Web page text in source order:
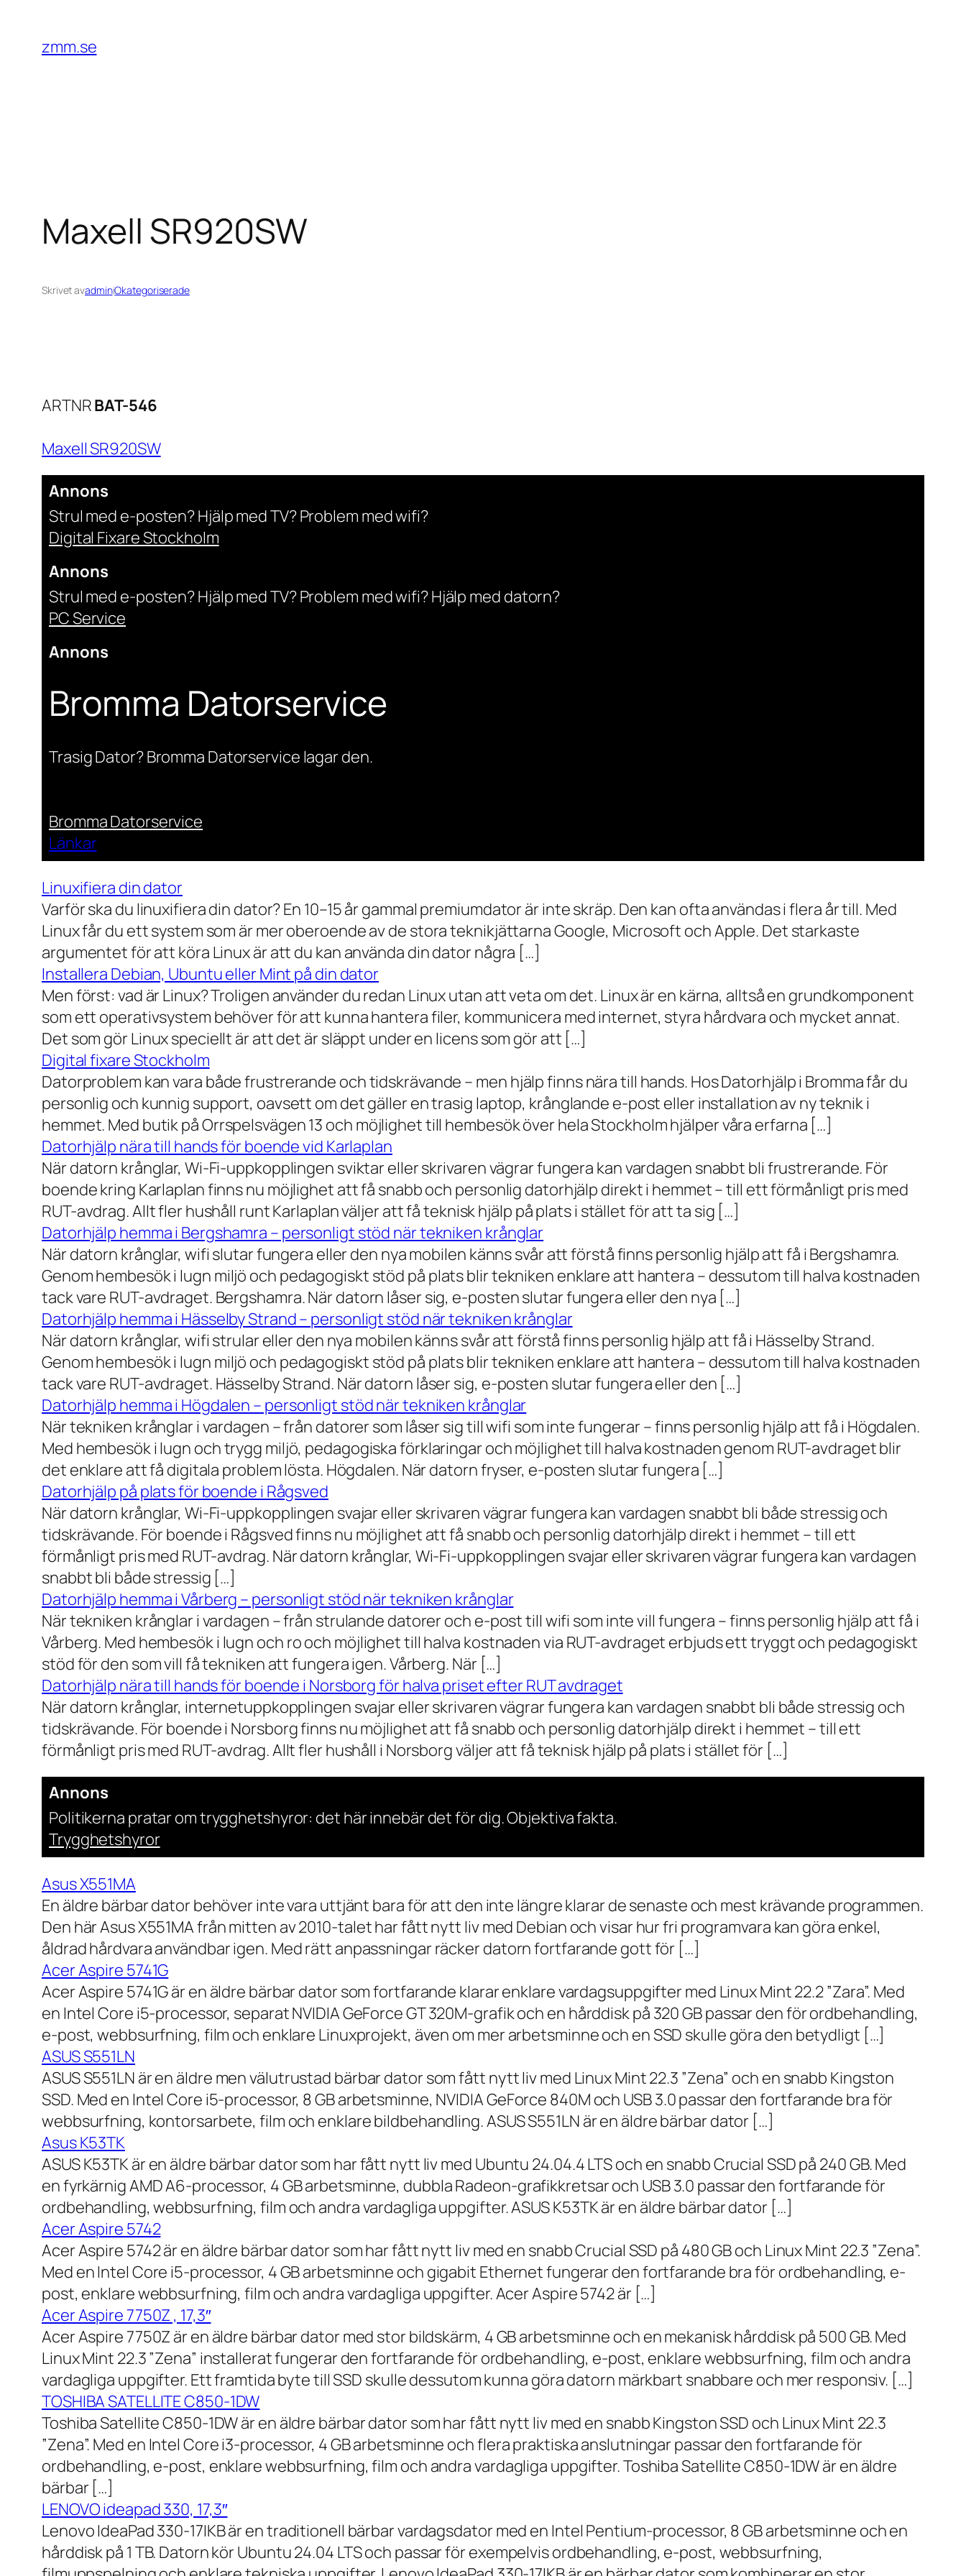
innehåll
zmm.se
Maxell SR920SW
Skrivet avadminiOkategoriserade
ARTNRBAT-546
Maxell SR920SW
Annons
Strul med e-posten? Hjälp med TV? Problem med wifi?
Digital Fixare Stockholm
Annons
Strul med e-posten? Hjälp med TV? Problem med wifi? Hjälp med datorn?
PC Service
Annons
Bromma Datorservice
Trasig Dator? Bromma Datorservice lagar den.
Bromma Datorservice
Länkar
Linuxifiera din dator
Varför ska du linuxifiera din dator? En 10–15 år gammal premiumdator är inte skräp. Den kan ofta användas i flera år till. Med
Linux får du ett system som är mer oberoende av de stora teknikjättarna Google, Microsoft och Apple. Det starkaste
argumentet för att köra Linux är att du kan använda din dator några […]
Installera Debian, Ubuntu eller Mint på din dator
Men först: vad är Linux? Troligen använder du redan Linux utan att veta om det. Linux är en kärna, alltså en grundkomponent
som ett operativsystem behöver för att kunna hantera filer, kommunicera med internet, styra hårdvara och mycket annat.
Det som gör Linux speciellt är att det är släppt under en licens som gör att […]
Digital fixare Stockholm
Datorproblem kan vara både frustrerande och tidskrävande – men hjälp finns nära till hands. Hos Datorhjälp i Bromma får du
personlig och kunnig support, oavsett om det gäller en trasig laptop, krånglande e-post eller installation av ny teknik i
hemmet. Med butik på Orrspelsvägen 13 och möjlighet till hembesök över hela Stockholm hjälper våra erfarna […]
Datorhjälp nära till hands för boende vid Karlaplan
När datorn krånglar, Wi-Fi-uppkopplingen sviktar eller skrivaren vägrar fungera kan vardagen snabbt bli frustrerande. För
boende kring Karlaplan finns nu möjlighet att få snabb och personlig datorhjälp direkt i hemmet – till ett förmånligt pris med
RUT-avdrag. Allt fler hushåll runt Karlaplan väljer att få teknisk hjälp på plats i stället för att ta sig […]
Datorhjälp hemma i Bergshamra – personligt stöd när tekniken krånglar
När datorn krånglar, wifi slutar fungera eller den nya mobilen känns svår att förstå finns personlig hjälp att få i Bergshamra.
Genom hembesök i lugn miljö och pedagogiskt stöd på plats blir tekniken enklare att hantera – dessutom till halva kostnaden
tack vare RUT-avdraget. Bergshamra. När datorn låser sig, e-posten slutar fungera eller den nya […]
Datorhjälp hemma i Hässelby Strand – personligt stöd när tekniken krånglar
När datorn krånglar, wifi strular eller den nya mobilen känns svår att förstå finns personlig hjälp att få i Hässelby Strand.
Genom hembesök i lugn miljö och pedagogiskt stöd på plats blir tekniken enklare att hantera – dessutom till halva kostnaden
tack vare RUT-avdraget. Hässelby Strand. När datorn låser sig, e-posten slutar fungera eller den […]
Datorhjälp hemma i Högdalen – personligt stöd när tekniken krånglar
När tekniken krånglar i vardagen – från datorer som låser sig till wifi som inte fungerar – finns personlig hjälp att få i Högdalen.
Med hembesök i lugn och trygg miljö, pedagogiska förklaringar och möjlighet till halva kostnaden genom RUT-avdraget blir
det enklare att få digitala problem lösta. Högdalen. När datorn fryser, e-posten slutar fungera […]
Datorhjälp på plats för boende i Rågsved
När datorn krånglar, Wi-Fi-uppkopplingen svajar eller skrivaren vägrar fungera kan vardagen snabbt bli både stressig och
tidskrävande. För boende i Rågsved finns nu möjlighet att få snabb och personlig datorhjälp direkt i hemmet – till ett
förmånligt pris med RUT-avdrag. När datorn krånglar, Wi-Fi-uppkopplingen svajar eller skrivaren vägrar fungera kan vardagen
snabbt bli både stressig […]
Datorhjälp hemma i Vårberg – personligt stöd när tekniken krånglar
När tekniken krånglar i vardagen – från strulande datorer och e-post till wifi som inte vill fungera – finns personlig hjälp att få i
Vårberg. Med hembesök i lugn och ro och möjlighet till halva kostnaden via RUT-avdraget erbjuds ett tryggt och pedagogiskt
stöd för den som vill få tekniken att fungera igen. Vårberg. När […]
Datorhjälp nära till hands för boende i Norsborg för halva priset efter RUT avdraget
När datorn krånglar, internetuppkopplingen svajar eller skrivaren vägrar fungera kan vardagen snabbt bli både stressig och
tidskrävande. För boende i Norsborg finns nu möjlighet att få snabb och personlig datorhjälp direkt i hemmet – till ett
förmånligt pris med RUT-avdrag. Allt fler hushåll i Norsborg väljer att få teknisk hjälp på plats i stället för […]
Annons
Politikerna pratar om trygghetshyror: det här innebär det för dig. Objektiva fakta.
Trygghetshyror
Asus X551MA
En äldre bärbar dator behöver inte vara uttjänt bara för att den inte längre klarar de senaste och mest krävande programmen.
Den här Asus X551MA från mitten av 2010-talet har fått nytt liv med Debian och visar hur fri programvara kan göra enkel,
åldrad hårdvara användbar igen. Med rätt anpassningar räcker datorn fortfarande gott för […]
Acer Aspire 5741G
Acer Aspire 5741G är en äldre bärbar dator som fortfarande klarar enklare vardagsuppgifter med Linux Mint 22.2 ”Zara”. Med
en Intel Core i5-processor, separat NVIDIA GeForce GT 320M-grafik och en hårddisk på 320 GB passar den för ordbehandling,
e-post, webbsurfning, film och enklare Linuxprojekt, även om mer arbetsminne och en SSD skulle göra den betydligt […]
ASUS S551LN
ASUS S551LN är en äldre men välutrustad bärbar dator som fått nytt liv med Linux Mint 22.3 ”Zena” och en snabb Kingston
SSD. Med en Intel Core i5-processor, 8 GB arbetsminne, NVIDIA GeForce 840M och USB 3.0 passar den fortfarande bra för
webbsurfning, kontorsarbete, film och enklare bildbehandling. ASUS S551LN är en äldre bärbar dator […]
Asus K53TK
ASUS K53TK är en äldre bärbar dator som har fått nytt liv med Ubuntu 24.04.4 LTS och en snabb Crucial SSD på 240 GB. Med
en fyrkärnig AMD A6-processor, 4 GB arbetsminne, dubbla Radeon-grafikkretsar och USB 3.0 passar den fortfarande för
ordbehandling, webbsurfning, film och andra vardagliga uppgifter. ASUS K53TK är en äldre bärbar dator […]
Acer Aspire 5742
Acer Aspire 5742 är en äldre bärbar dator som har fått nytt liv med en snabb Crucial SSD på 480 GB och Linux Mint 22.3 ”Zena”.
Med en Intel Core i5-processor, 4 GB arbetsminne och gigabit Ethernet fungerar den fortfarande bra för ordbehandling, e-
post, enklare webbsurfning, film och andra vardagliga uppgifter. Acer Aspire 5742 är […]
Acer Aspire 7750Z , 17,3″
Acer Aspire 7750Z är en äldre bärbar dator med stor bildskärm, 4 GB arbetsminne och en mekanisk hårddisk på 500 GB. Med
Linux Mint 22.3 ”Zena” installerat fungerar den fortfarande för ordbehandling, e-post, enklare webbsurfning, film och andra
vardagliga uppgifter. Ett framtida byte till SSD skulle dessutom kunna göra datorn märkbart snabbare och mer responsiv. […]
TOSHIBA SATELLITE C850-1DW
Toshiba Satellite C850-1DW är en äldre bärbar dator som har fått nytt liv med en snabb Kingston SSD och Linux Mint 22.3
”Zena”. Med en Intel Core i3-processor, 4 GB arbetsminne och flera praktiska anslutningar passar den fortfarande för
ordbehandling, e-post, enklare webbsurfning, film och andra vardagliga uppgifter. Toshiba Satellite C850-1DW är en äldre
bärbar […]
LENOVO ideapad 330, 17,3″
Lenovo IdeaPad 330-17IKB är en traditionell bärbar vardagsdator med en Intel Pentium-processor, 8 GB arbetsminne och en
hårddisk på 1 TB. Datorn kör Ubuntu 24.04 LTS och passar för exempelvis ordbehandling, e-post, webbsurfning,